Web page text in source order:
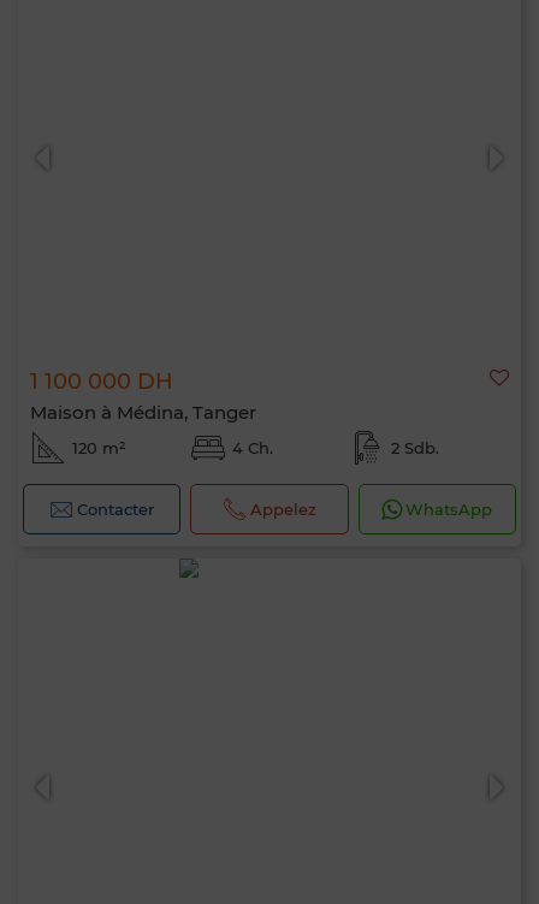
1 100 000 DH
Maison à Médina, Tanger
120 m² 4 Ch. 2 Sdb.
Contacter Appelez WhatsApp